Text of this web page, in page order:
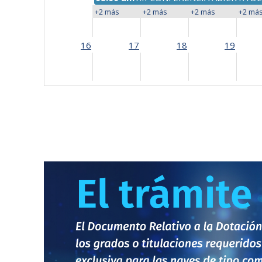
+2 más +2 más +2 más +2 más
16 17 18 19
23 24 25 26